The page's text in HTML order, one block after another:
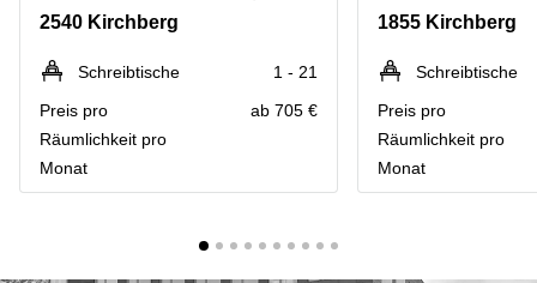
Esch-sur-
Сoworking
Bureaux
2540 Kirchberg
Schreibtische
1 - 21
Preis pro
Räumlichkeit pro
Monat
ab 705 €
1855 Kirchberg
Schreibtische
Preis pro
Räumlichkeit pro
Monat